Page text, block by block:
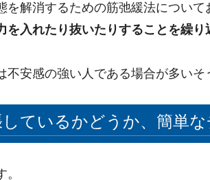
を解消するための筋弛緩法について
を入れたり抜いたりすることを繰
不安感の強い人である場合が多いそ
ているかどうか、簡単